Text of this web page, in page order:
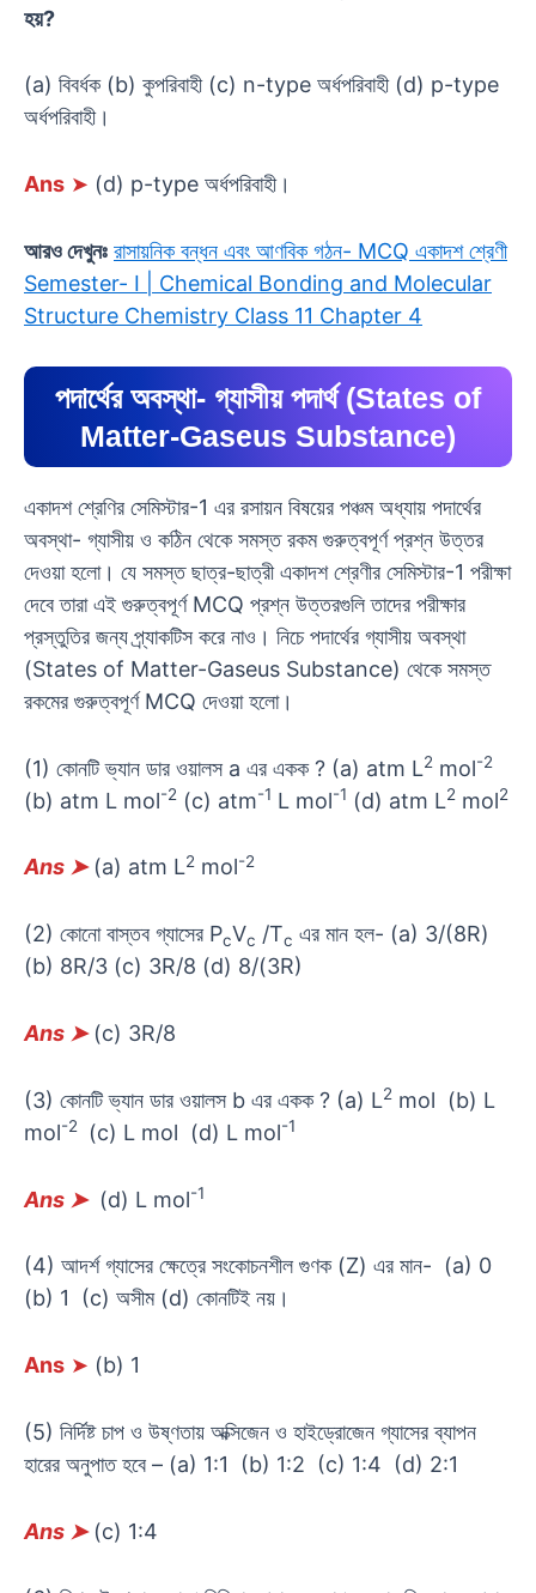
হয়?
(a) বিবর্ধক (b) কুপরিবাহী (c) n-type অর্ধপরিবাহী (d) p-type
অর্ধপরিবাহী।
Ans ➤ (d) p-type অর্ধপরিবাহী।
আরও দেখুনঃ রাসায়নিক বন্ধন এবং আণবিক গঠন- MCQ একাদশ শ্রেণী
Semester- I | Chemical Bonding and Molecular
Structure Chemistry Class 11 Chapter 4
পদার্থের অবস্থা- গ্যাসীয় পদার্থ (States of
Matter-Gaseus Substance)
একাদশ শ্রেণির সেমিস্টার-1 এর রসায়ন বিষয়ের পঞ্চম অধ্যায় পদার্থের
অবস্থা- গ্যাসীয় ও কঠিন থেকে সমস্ত রকম গুরুত্বপূর্ণ প্রশ্ন উত্তর
দেওয়া হলো। যে সমস্ত ছাত্র-ছাত্রী একাদশ শ্রেণীর সেমিস্টার-1 পরীক্ষা
দেবে তারা এই গুরুত্বপূর্ণ MCQ প্রশ্ন উত্তরগুলি তাদের পরীক্ষার
প্রস্তুতির জন্য প্র্যাকটিস করে নাও। নিচে পদার্থের গ্যাসীয় অবস্থা
(States of Matter-Gaseus Substance) থেকে সমস্ত
রকমের গুরুত্বপূর্ণ MCQ দেওয়া হলো।
(1) কোনটি ভ্যান ডার ওয়ালস a এর একক ? (a) atm L2 mol-2
(b) atm L mol-2 (c) atm-1 L mol-1 (d) atm L2 mol2
Ans ➤(a) atm L2 mol-2
(2) কোনো বাস্তব গ্যাসের PcVc /Tc এর মান হল- (a) 3/(8R)
(b) 8R/3 (c) 3R/8 (d) 8/(3R)
Ans ➤(c) 3R/8
(3) কোনটি ভ্যান ডার ওয়ালস b এর একক ? (a) L2 mol (b) L
mol-2 (c) L mol (d) L mol-1
Ans ➤(d) L mol-1
(4) আদর্শ গ্যাসের ক্ষেত্রে সংকোচনশীল গুণক (Z) এর মান- (a) 0
(b) 1 (c) অসীম (d) কোনটিই নয়।
Ans ➤ (b) 1
(5) নির্দিষ্ট চাপ ও উষ্ণতায় অক্সিজেন ও হাইড্রোজেন গ্যাসের ব্যাপন
হারের অনুপাত হবে – (a) 1:1 (b) 1:2 (c) 1:4 (d) 2:1
Ans ➤(c) 1:4